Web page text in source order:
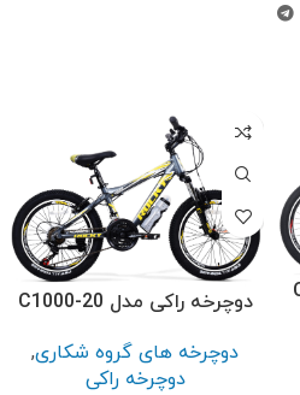
دوچرخه راکی مدل C1000-20
دوچرخه های گروه شکاری,
دوچرخه راکی